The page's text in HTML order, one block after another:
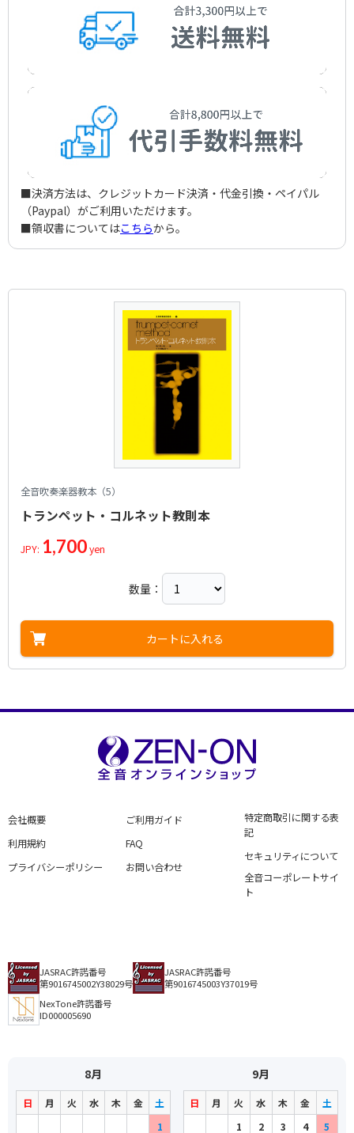
■決済方法は、クレジットカード決済・代金引換・ペイパル
（Paypal）がご利用いただけます。
■領収書についてはこちらから。
全音吹奏楽器教本（5）
トランペット・コルネット教則本
JPY: 1,700yen
数量：
カートに入れる
会社概要
利用規約
プライバシーポリシー
ご利用ガイド
FAQ
お問い合わせ
特定商取引に関する表
記
セキュリティについて
全音コーポレートサイ
ト
JASRAC許諾番号
第9016745002Y38029号
JASRAC許諾番号
第9016745003Y37019号
NexTone許諾番号
ID000005690
8月
日 月 火 水 木 金
土
1
9月
日 月 火 水 木 金
土
1
2 3 4 5